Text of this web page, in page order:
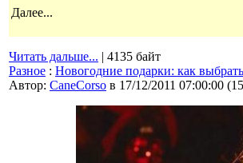
Далее...
Читать дальше... | 4135 байт
Разное : Новогодние подарки: как
Автор: CaneCorso в 17/12/2011 07:00:00 (